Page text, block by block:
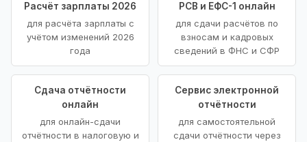
Расчёт зарплаты 2026
для расчёта зарплаты с
учётом изменений 2026
года
РСВ и ЕФС-1 онлайн
для сдачи расчётов по
взносам и кадровых
сведений в ФНС и СФР
Сдача отчётности
онлайн
для онлайн-сдачи
отчётности в налоговую и
Сервис электронной
отчётности
для самостоятельной
сдачи отчётности через